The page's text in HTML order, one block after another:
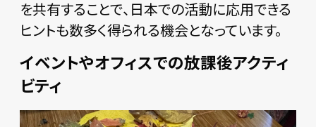
を共有することで、日本での活動に応用できる
ヒントも数多く得られる機会となっています。
イベントやオフィスでの放課後アクティ
ビティ